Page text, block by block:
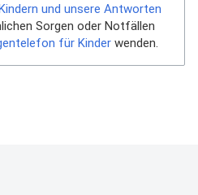
und unsere Antworten
Sorgen oder Notfällen
für Kinder wenden.